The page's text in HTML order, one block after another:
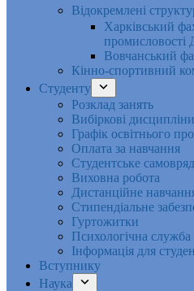
Відокремлені
Харківський
Вовчанський
Кінно-спортивний
Студенту
Розклад занять
Вибіркові
Графік освітнього
Оплата за навчання
Студентське
Виховна робота
Дистанційне
Стипендіальне
Гуртожитки
Психологічна служба
Інформація для
Вступнику
Наука